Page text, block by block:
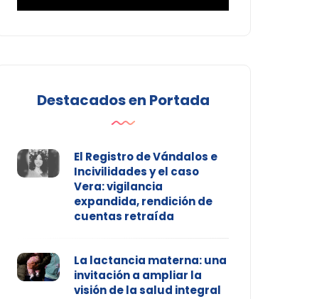
Destacados en Portada
El Registro de Vándalos e
Incivilidades y el caso
Vera: vigilancia
expandida, rendición de
cuentas retraída
La lactancia materna: una
invitación a ampliar la
visión de la salud integral